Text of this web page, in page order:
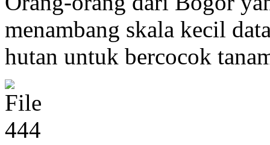
menambang skala kecil
hutan untuk bercocok